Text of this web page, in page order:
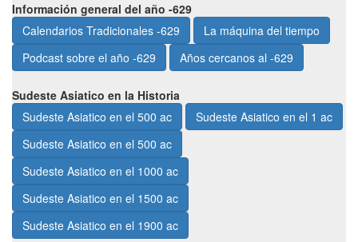
Información general del año -629
Calendarios Tradicionales -629
La máquina del tiempo
Podcast sobre el año -629
Años cercanos al -629
Sudeste Asiatico en la Historia
Sudeste Asiatico en el 500 ac
Sudeste Asiatico en el 1 ac
Sudeste Asiatico en el 500 ac
Sudeste Asiatico en el 1000 ac
Sudeste Asiatico en el 1500 ac
Sudeste Asiatico en el 1900 ac